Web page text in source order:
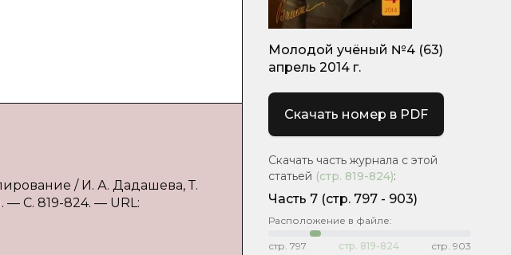
/ И. А. Дадашева, Т.
С. 819-824. — URL:
Молодой учёный №4 (63)
апрель 2014 г.
Скачать номер в PDF
Скачать часть журнала с этой
статьей (стр. 819-824):
Часть 7 (cтр. 797 - 903)
Расположение в файле:
стр. 797 стр. 819-824 стр. 903